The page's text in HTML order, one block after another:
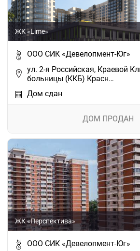
ЖК «Lime»
ООО СИК «Девелопмент-Юг»
ул. 2-я Российская, Краевой
больницы (ККБ) Красн…
Дом сдан
ДОМ ПРОДАН
ЖК «Перспектива»
ООО СИК «Девелопмент-Юг»